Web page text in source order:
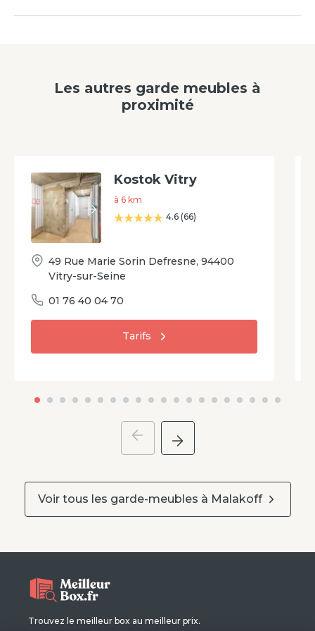
Les autres garde meubles à
proximité
Kostok Vitry
à 6 km
4.6 (66)
49 Rue Marie Sorin Defresne, 94400
Vitry-sur-Seine
01 76 40 04 70
Tarifs
Voir tous les garde-meubles à Malakoff
Trouvez le meilleur box au meilleur prix.